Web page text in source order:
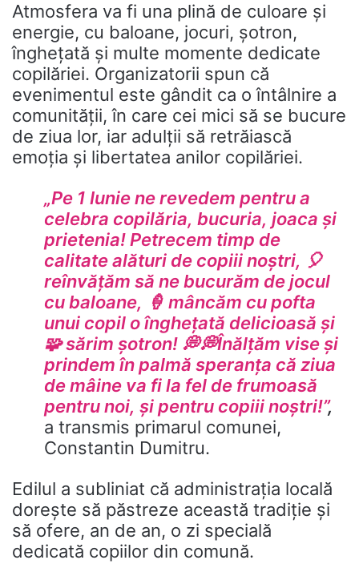
Atmosfera va fi una plină de culoare și
energie, cu baloane, jocuri, șotron,
înghețată și multe momente dedicate
copilăriei. Organizatorii spun că
evenimentul este gândit ca o întâlnire a
comunității, în care cei mici să se bucure
de ziua lor, iar adulții să retrăiască
emoția și libertatea anilor copilăriei.
„Pe 1 Iunie ne revedem pentru a
celebra copilăria, bucuria, joaca și
prietenia! Petrecem timp de
calitate alături de copiii noștri, 🎈
reînvățăm să ne bucurăm de jocul
cu baloane, 🍦 mâncăm cu pofta
unui copil o înghețată delicioasă și
🧩 sărim șotron! 💭💭Înălțăm vise și
prindem în palmă speranța că ziua
de mâine va fi la fel de frumoasă
pentru noi, și pentru copiii noștri!”,
a transmis primarul comunei,
Constantin Dumitru.
Edilul a subliniat că administrația locală
dorește să păstreze această tradiție și
să ofere, an de an, o zi specială
dedicată copiilor din comună.